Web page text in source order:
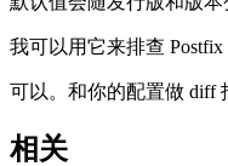
我可以用它来排查 Postfix
可以。和你的配置做 diff
相关